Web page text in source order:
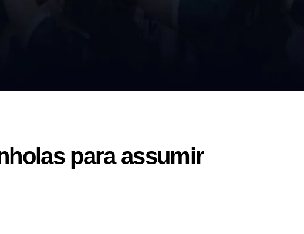
para assumir